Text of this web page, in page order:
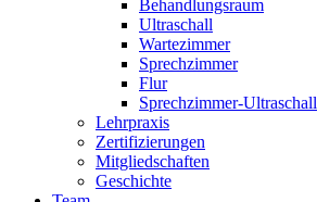
Behandlungsraum
Ultraschall
Wartezimmer
Sprechzimmer
Flur
Sprechzimmer-Ultraschall
Lehrpraxis
Zertifizierungen
Mitgliedschaften
Geschichte